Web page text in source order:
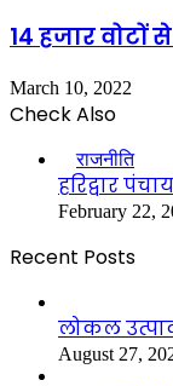
14 हजार वोटों
March 10, 2022
Check Also
राजनीति
हरिद्वार
February 22,
Recent Posts
लोकल
August 27,